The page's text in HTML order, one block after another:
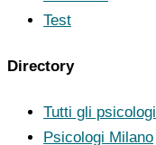
Test
Directory
Tutti gli psicologi
Psicologi Milano